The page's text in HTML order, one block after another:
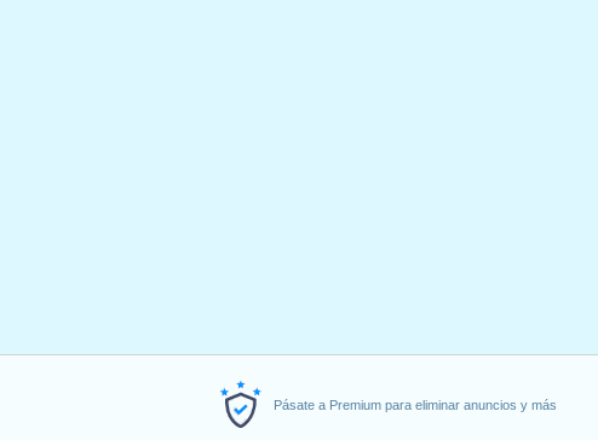
Pásate a Premium para eliminar anuncios y más